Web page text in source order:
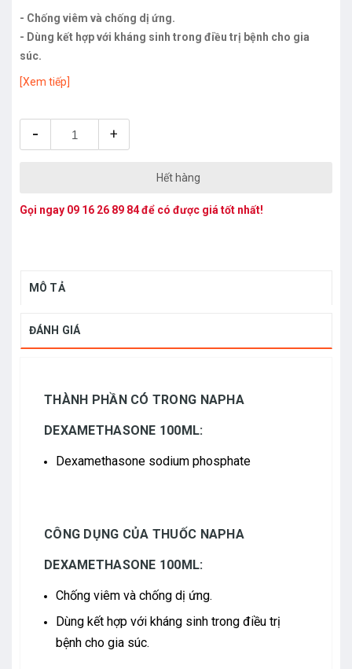
- Chống viêm và chống dị ứng.
- Dùng kết hợp với kháng sinh trong điều trị bệnh cho gia
súc.
[Xem tiếp]
- +
Hết hàng
Gọi ngay 09 16 26 89 84để có được giá tốt nhất!
MÔ TẢ
ĐÁNH GIÁ
THÀNH PHẦN CÓ TRONG NAPHA
DEXAMETHASONE 100ML:
Dexamethasone sodium phosphate
CÔNG DỤNG CỦA THUỐC NAPHA
DEXAMETHASONE 100ML:
Chống viêm và chống dị ứng.
Dùng kết hợp với kháng sinh trong điều trị
bệnh cho gia súc.